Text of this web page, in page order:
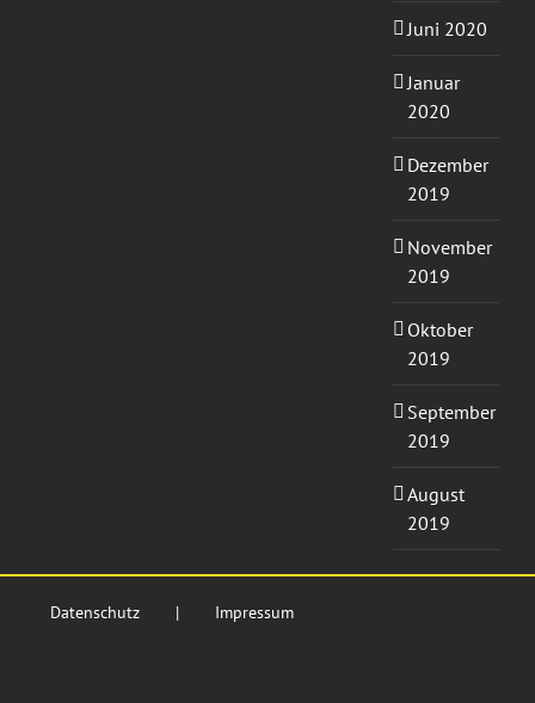
Juni 2020
Januar
2020
Dezember
2019
November
2019
Oktober
2019
September
2019
August
2019
Datenschutz Impressum